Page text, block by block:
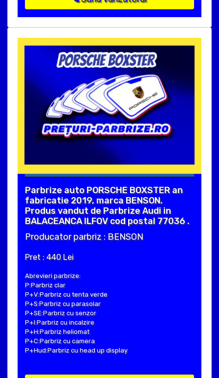
Parbrize auto PORSCHE BOXSTER an
fabricatie 2019, marca BENSON.
Produs vandut de Parbrize Audi in
BALACEANCA ILFOV cod postal 77036 .
Producator parbriz : BENSON
Pret : 440 Lei
Abrevieri parbrize:
P:Parbriz clar
P+V:Parbriz cu tenta verde
P+S:Parbriz cu parasolar
P+SE:Parbriz cu senzor
P+I:Parbriz cu incalzire
P+H:Parbriz heliomat
P+C:Parbriz cu camera
P+Hud:Parbriz cu head up display